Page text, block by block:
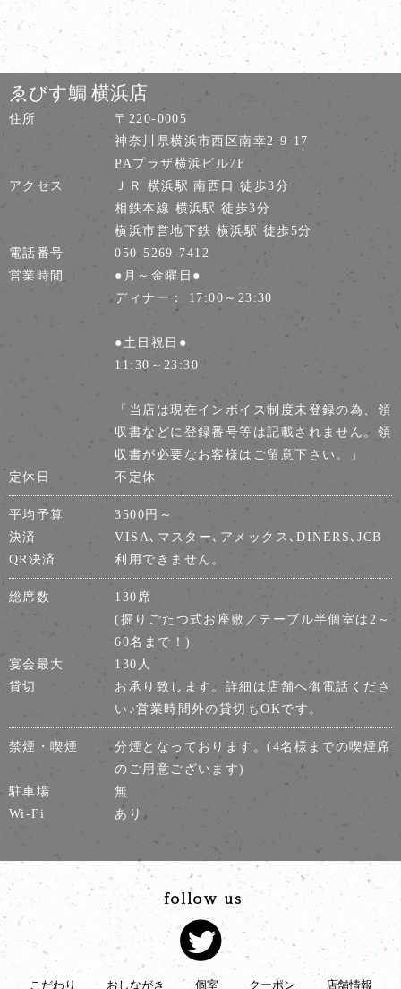
ゑびす鯛 横浜店
住所
〒220-0005
神奈川県横浜市西区南幸2-9-17
PAプラザ横浜ビル7F
アクセス
ＪＲ 横浜駅 南西口 徒歩3分
相鉄本線 横浜駅 徒歩3分
横浜市営地下鉄 横浜駅 徒歩5分
電話番号
050-5269-7412
営業時間
●月～金曜日●
ディナー： 17:00～23:30
●土日祝日●
11:30～23:30
「当店は現在インボイス制度未登録の為、領
収書などに登録番号等は記載されません。領
収書が必要なお客様はご留意下さい。」
定休日
不定休
平均予算
3500円～
決済
VISA､マスター､アメックス､DINERS､JCB
QR決済
利用できません。
総席数
130席
(掘りごたつ式お座敷／テーブル半個室は2～
60名まで！)
宴会最大
130人
貸切
お承り致します。詳細は店舗へ御電話くださ
い♪営業時間外の貸切もOKです。
禁煙・喫煙
分煙となっております。(4名様までの喫煙席
のご用意ございます)
駐車場
無
Wi-Fi
あり
こだわり おしながき 個室 クーポン 店舗情報